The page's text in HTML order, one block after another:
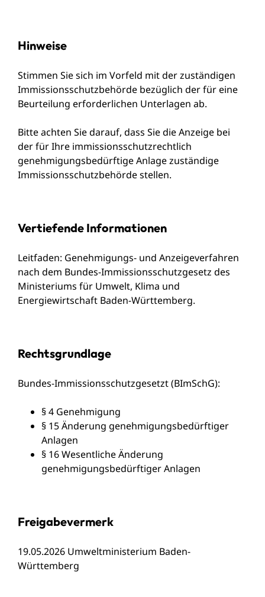
Hinweise
Stimmen Sie sich im Vorfeld mit der zuständigen
Immissionsschutzbehörde bezüglich der für eine
Beurteilung erforderlichen Unterlagen ab.
Bitte achten Sie darauf, dass Sie die Anzeige bei
der für Ihre immissionsschutzrechtlich
genehmigungsbedürftige Anlage zuständige
Immissionsschutzbehörde stellen.
Vertiefende Informationen
Leitfaden: Genehmigungs- und Anzeigeverfahren
nach dem Bundes-Immissionsschutzgesetz des
Ministeriums für Umwelt, Klima und
Energiewirtschaft Baden-Württemberg.
Rechtsgrundlage
Bundes-Immissionsschutzgesetzt (BImSchG):
§ 4 Genehmigung
§ 15Änderung genehmigungsbedürftiger
Anlagen
§ 16 Wesentliche Änderung
genehmigungsbedürftiger Anlagen
Freigabevermerk
19.05.2026 Umweltministerium Baden-
Württemberg